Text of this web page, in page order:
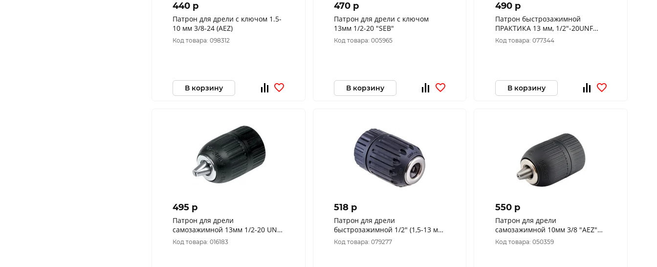
440 p
Патрон для дрели с ключом 1.5-
10 мм 3/8-24 (AEZ)
Код товара: 098312
В корзину
470 p
Патрон для дрели с ключом
13мм 1/2-20 "SEB"
Код товара: 005965
В корзину
490 p
Патрон быстрозажимной
ПРАКТИКА 13 мм, 1/2"-20UNF
(1шт.) коробка 030-108
Код товара: 077344
В корзину
495 p
Патрон для дрели
самозажимной 13мм 1/2-20 UNF
"SEB"
Код товара: 016183
518 p
Патрон для дрели
быстрозажимной 1/2" (1,5-13 мм)
37812М
Код товара: 079277
550 p
Патрон для дрели
самозажимной 10мм 3/8 "AEZ"
№010022 (d-10,3/8)
Код товара: 050359